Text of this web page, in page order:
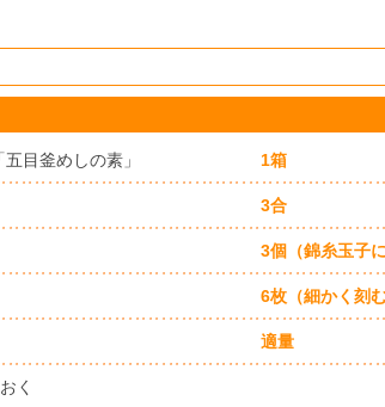
目釜めしの素」 1箱
3合
3個（錦糸玉子に
6枚（細かく刻む
適量
く